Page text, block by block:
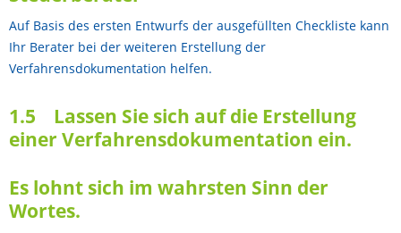
Auf Basis des ersten Entwurfs der ausgefüllten Checkliste kann
Ihr Berater bei der weiteren Erstellung der
Verfahrensdokumentation helfen.
1.5 Lassen Sie sich auf die Erstellung
einer Verfahrensdokumentation ein.
Es lohnt sich im wahrsten Sinn der
Wortes.